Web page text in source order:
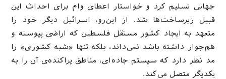
جهانی تسلیم کرد و خواستار اعطای وام برای احداث این
قبیل زیرساخت‌ها شد. از این‌رو، اسرائیل دیگر خود را
متعهد به ایجاد کشور مستقل فلسطین که اراضی پیوسته و
هم‌جوار داشته باشد نمی‌داند، بلکه تنها «شبه کشوری» را
مد نظر دارد که سیستم جاده‌ای، مناطق پراکنده‌ی آن را به
یکدیگر متصل می‌کند.